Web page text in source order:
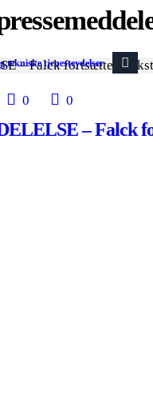
tekniske tjenesteydelser
0 0
– Falck